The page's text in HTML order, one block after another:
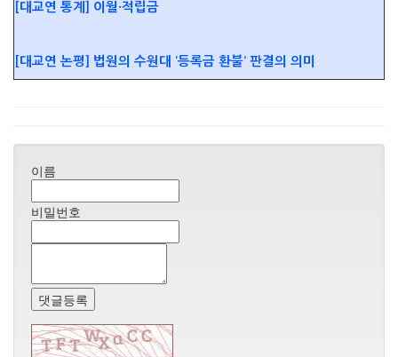
[대교연 통계] 이월·적립금
[대교연 논평] 법원의 수원대 ‘등록금 환불’ 판결의 의미
이름
비밀번호
댓글등록